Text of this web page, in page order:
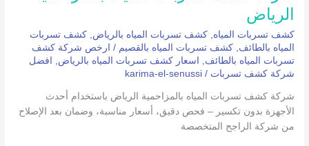
الرياض
كشف تسربات المياه ,كشف تسربات المياه بالرياض ,كشف تسربات
المياه بالطائف ,كشف تسربات المياه بالقصيم / ارخص شركة كشف
تسربات المياه بالطائف
اسعار كشف تسربات المياه بالرياض
افضل
شركة كشف تسربات /
karima-el-senussi
شركة كشف تسربات المياه بالمزاحمية الرياض باستخدام أحدث
الأجهزة بدون تكسير – فحص دقيق، أسعار مناسبة، وضمان بعد الإصلاح
من شركة الراجح المتخصصة